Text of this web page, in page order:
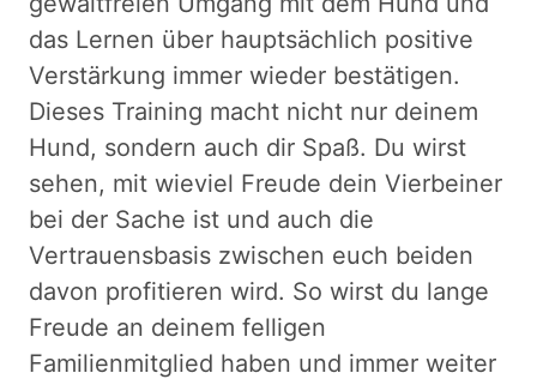
das Lernen über hauptsächlich positive
Verstärkung immer wieder bestätigen.
Dieses Training macht nicht nur deinem
Hund, sondern auch dir Spaß. Du wirst
sehen, mit wieviel Freude dein Vierbeiner
bei der Sache ist und auch die
Vertrauensbasis zwischen euch beiden
davon profitieren wird. So wirst du lange
Freude an deinem felligen
Familienmitglied haben und immer weiter